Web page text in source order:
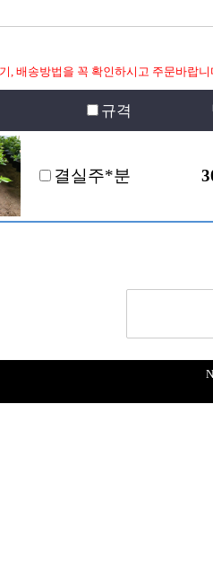
, 배송방법을 꼭 확인하시고 주문바랍니
규격
결실주*분